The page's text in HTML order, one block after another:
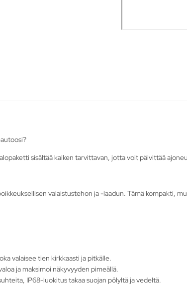
sisältää kaiken tarvittavan, jotta voit päivittää
valaistustehon ja -laadun. Tämä kompakti,
valaisee tien kirkkaasti ja pitkälle.
ja maksimoi näkyvyyden pimeällä.
IP68-luokitus takaa suojan pölyltä ja vedeltä.